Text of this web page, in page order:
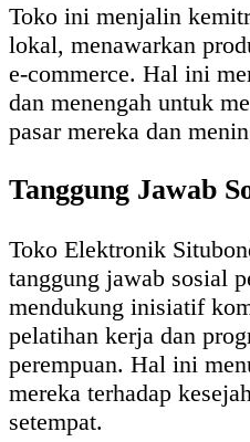
Toko ini menjalin
lokal, menawarkan
e-commerce. Hal ini
dan menengah untuk
pasar mereka dan
Tanggung Jawab
Toko Elektronik
tanggung jawab sosial
mendukung inisiatif
pelatihan kerja dan
perempuan. Hal ini
mereka terhadap
setempat.